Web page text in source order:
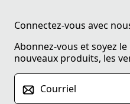
Connectez-vous avec
Abonnez-vous et soyez
nouveaux produits, les
Courriel